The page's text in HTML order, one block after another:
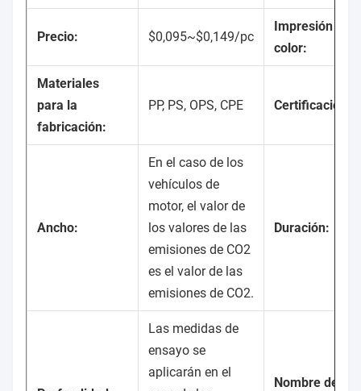
Precio: $0,095~$0,149/pc
Impresión y
color:
Materiales
para la
fabricación:
PP, PS, OPS, CPE Certificación:
Ancho:
En el caso de los
vehículos de
motor, el valor de
los valores de las
emisiones de CO2
es el valor de las
emisiones de CO2.
Duración:
Las medidas de
ensayo se
aplicarán en el
Nombre de